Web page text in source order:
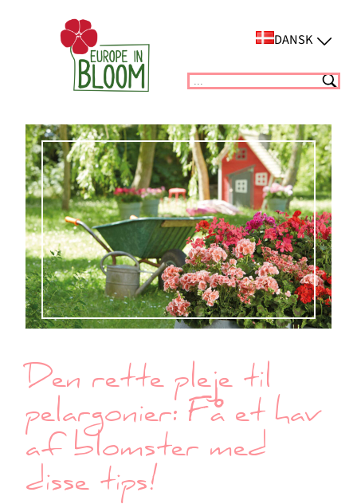
DANSK
Suchen
Den rette pleje til
pelargonier: Få et hav
af blomster med
disse tips!